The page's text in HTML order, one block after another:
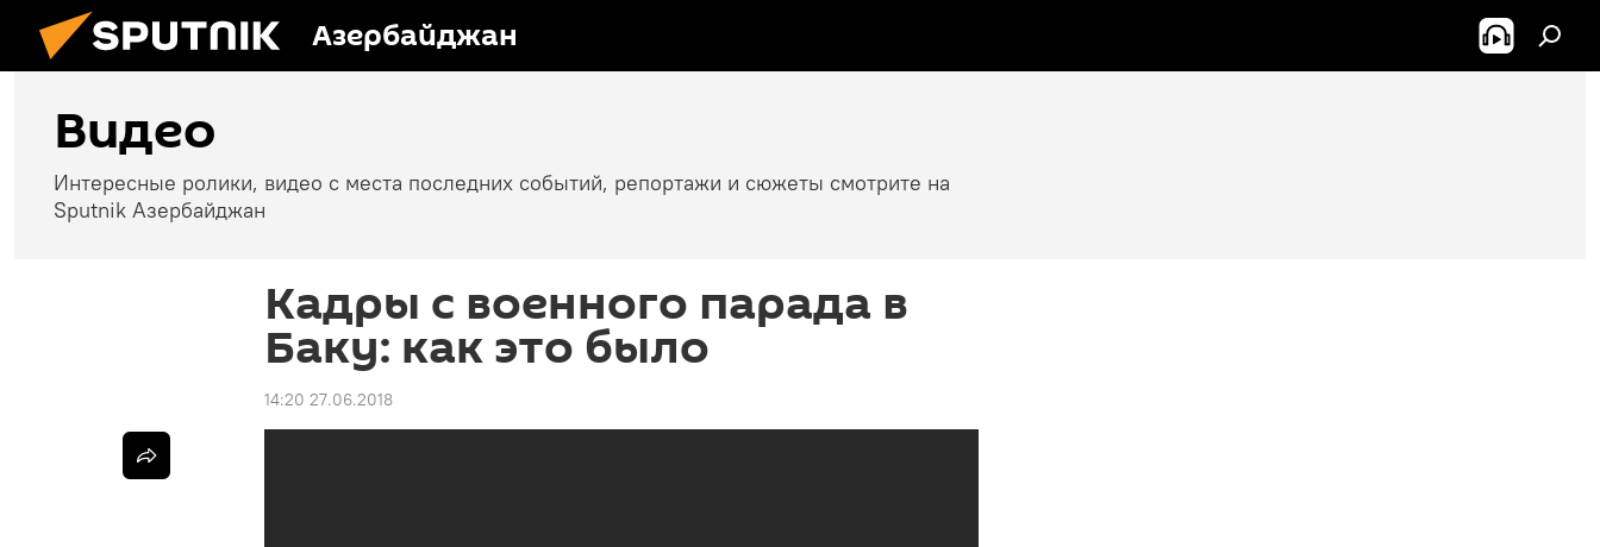
Азербайджан
Видео
Интересные ролики, видео с места последних событий, репортажи и сюжеты смотрите на
Sputnik Азербайджан
Кадры с военного парада в
Баку: как это было
14:20 27.06.2018